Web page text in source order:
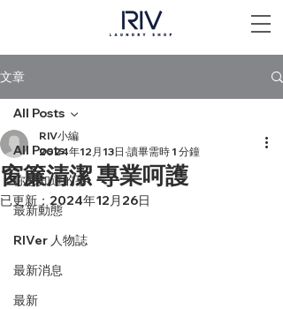
文章
All Posts
你想知道的事
最新動態
RIVer 人物誌
最新消息
最新
All Posts
窗簾清潔 專業呵護
RIV小編
2024年12月13日 讀畢需時 1 分鐘
已更新： 2024年12月26日